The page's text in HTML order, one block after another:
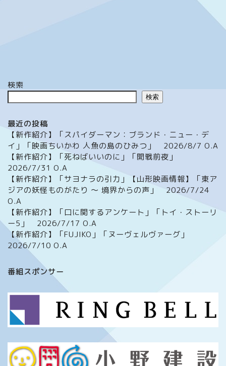
検索
検索
最近の投稿
【新作紹介】「スパイダーマン：ブランド・ニュー・デ
イ」「映画ちいかわ 人魚の島のひみつ」 2026/8/7 O.A
【新作紹介】「死ねばいいのに」「開戦前夜」
2026/7/31 O.A
【新作紹介】「サヨナラの引力」【山形映画情報】「東ア
ジアの妖怪ものがたり ～ 境界からの声」 2026/7/24
O.A
【新作紹介】「口に関するアンケート」「トイ・ストーリ
ー5」 2026/7/17 O.A
【新作紹介】「FUJIKO」「ヌーヴェルヴァーグ」
2026/7/10 O.A
番組スポンサー
番組について
メッセージフォーム
イベント情報